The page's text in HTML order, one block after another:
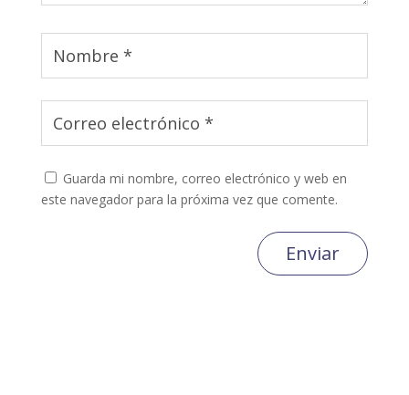
Guarda mi nombre, correo electrónico y web en
este navegador para la próxima vez que comente.
Enviar